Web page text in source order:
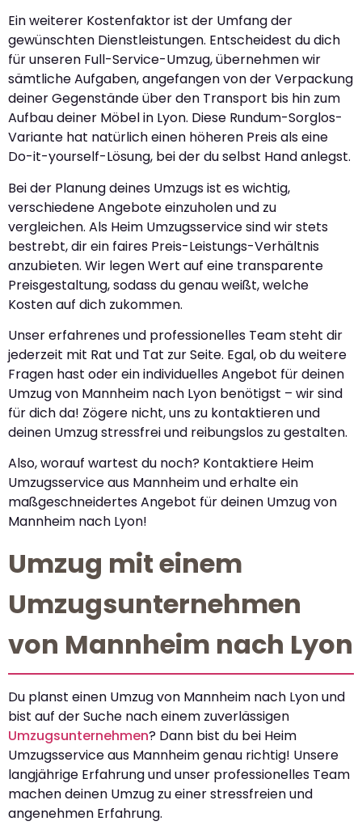
Ein weiterer Kostenfaktor ist der Umfang der
gewünschten Dienstleistungen. Entscheidest du dich
für unseren Full-Service-Umzug, übernehmen wir
sämtliche Aufgaben, angefangen von der Verpackung
deiner Gegenstände über den Transport bis hin zum
Aufbau deiner Möbel in Lyon. Diese Rundum-Sorglos-
Variante hat natürlich einen höheren Preis als eine
Do-it-yourself-Lösung, bei der du selbst Hand anlegst.
Bei der Planung deines Umzugs ist es wichtig,
verschiedene Angebote einzuholen und zu
vergleichen. Als Heim Umzugsservice sind wir stets
bestrebt, dir ein faires Preis-Leistungs-Verhältnis
anzubieten. Wir legen Wert auf eine transparente
Preisgestaltung, sodass du genau weißt, welche
Kosten auf dich zukommen.
Unser erfahrenes und professionelles Team steht dir
jederzeit mit Rat und Tat zur Seite. Egal, ob du weitere
Fragen hast oder ein individuelles Angebot für deinen
Umzug von Mannheim nach Lyon benötigst – wir sind
für dich da! Zögere nicht, uns zu kontaktieren und
deinen Umzug stressfrei und reibungslos zu gestalten.
Also, worauf wartest du noch? Kontaktiere Heim
Umzugsservice aus Mannheim und erhalte ein
maßgeschneidertes Angebot für deinen Umzug von
Mannheim nach Lyon!
Umzug mit einem
Umzugsunternehmen
von Mannheim nach Lyon
Du planst einen Umzug von Mannheim nach Lyon und
bist auf der Suche nach einem zuverlässigen
Umzugsunternehmen? Dann bist du bei Heim
Umzugsservice aus Mannheim genau richtig! Unsere
langjährige Erfahrung und unser professionelles Team
machen deinen Umzug zu einer stressfreien und
angenehmen Erfahrung.